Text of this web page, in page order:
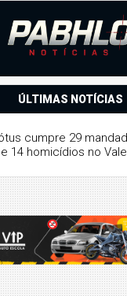
ÚLTIMAS NOTÍCIAS
liberdade provisória
e arrombamentos